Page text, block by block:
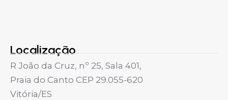
Localização
R João da Cruz, nº 25, Sala 401,
Praia do Canto CEP 29.055-620
Vitória/ES